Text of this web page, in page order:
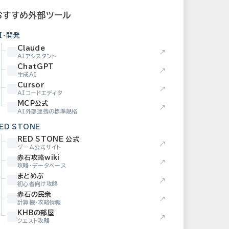
すすめ外部ツール
開発
Claude
AIアシスタント
↗
ChatGPT
生成AI
↗
Cursor
AIコードエディタ
↗
MCP公式
AI外部連携の標準規格
↗
STONE
RED STONE 公式
ゲーム公式サイト
↗
赤石攻略wiki
攻略・データベース
↗
まとめぶ
初心者向け攻略
↗
赤石の民衆
計算機・攻略情報
↗
KHBの部屋
クエスト攻略
↗